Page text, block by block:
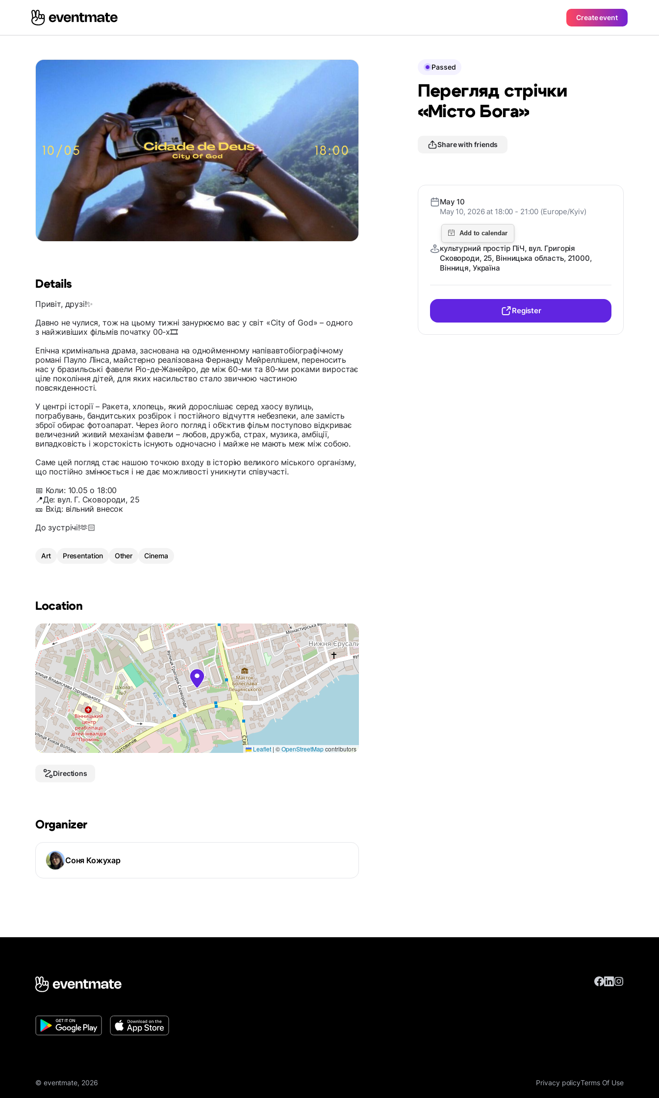
Create event
Details
Привіт, друзі!✨
Давно не чулися, тож на цьому тижні занурюємо вас у світ «City of God» – одного
з найживіших фільмів початку 00-х🎞️
Епічна кримінальна драма, заснована на однойменному напівавтобіографічному
романі Пауло Лінса, майстерно реалізована Фернанду Мейреллішем, переносить
нас у бразильські фавели Ріо-де-Жанейро, де між 60-ми та 80-ми роками виростає
ціле покоління дітей, для яких насильство стало звичною частиною
повсякденності.
У центрі історії – Ракета, хлопець, який дорослішає серед хаосу вулиць,
пограбувань, бандитських розбірок і постійного відчуття небезпеки, але замість
зброї обирає фотоапарат. Через його погляд і об’єктив фільм поступово відкриває
величезний живий механізм фавели – любов, дружба, страх, музика, амбіції,
випадковість і жорстокість існують одночасно і майже не мають меж між собою.
Саме цей погляд стає нашою точкою входу в історію великого міського організму,
що постійно змінюється і не дає можливості уникнути співучасті.
📅 Коли: 10.05 о 18:00
📍Де: вул. Г. Сковороди, 25
🎫 Вхід: вільний внесок
До зустрічі!🫶🏻
Art Presentation Other Cinema
Location
Leaflet | ©OpenStreetMapcontributors
Directions
Organizer
Соня Кожухар
Passed
Перегляд стрічки
«Місто Бога»
Share with friends
May 10
May 10, 2026 at 18:00 - 21:00 (Europe/Kyiv)
культурний простір ПіЧ, вул. Григорія
Сковороди, 25, Вінницька область, 21000,
Вінниця, Україна
Register
© eventmate, 2026 Privacy policyTerms Of Use